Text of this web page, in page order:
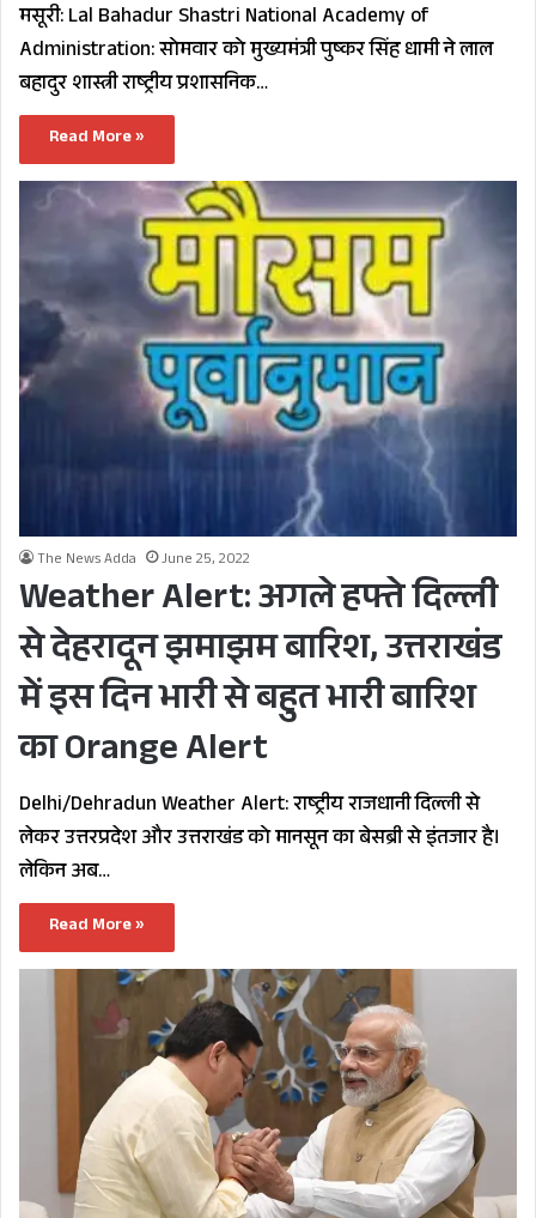
मसूरी: Lal Bahadur Shastri National Academy of
Administration: सोमवार को मुख्यमंत्री पुष्कर सिंह धामी ने लाल
बहादुर शास्त्री राष्ट्रीय प्रशासनिक…
Read More »
The News Adda June 25, 2022
Weather Alert: अगले हफ्ते दिल्ली
से देहरादून झमाझम बारिश, उत्तराखंड
में इस दिन भारी से बहुत भारी बारिश
का Orange Alert
Delhi/Dehradun Weather Alert: राष्ट्रीय राजधानी दिल्ली से
लेकर उत्तरप्रदेश और उत्तराखंड को मानसून का बेसब्री से इंतजार है।
लेकिन अब…
Read More »